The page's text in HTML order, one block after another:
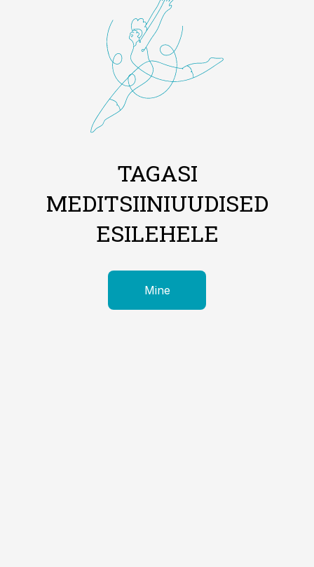
TAGASI
MEDITSIINIUUDISED
ESILEHELE
Mine